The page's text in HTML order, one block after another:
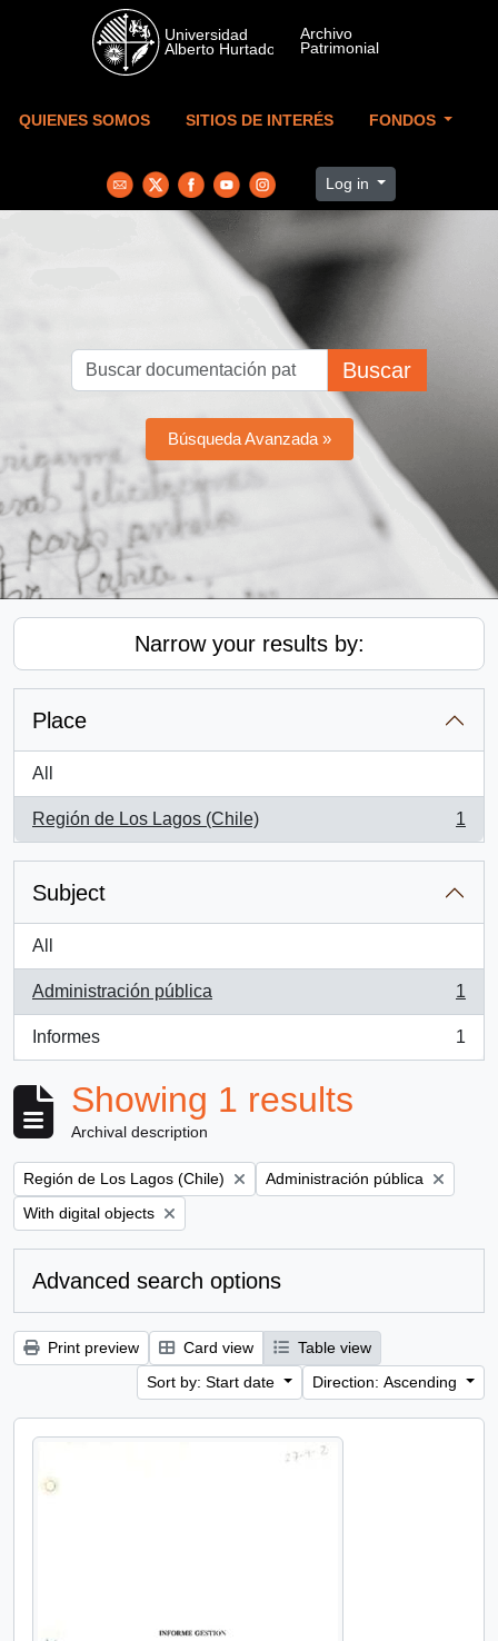
Skip to main content
QUIENES SOMOS SITIOS DE INTERÉS FONDOS
Log in
Buscar
Búsqueda Avanzada »
Narrow your results by:
Place
All
Región de Los Lagos (Chile)
, 1 results
1
Subject
All
Administración pública
, 1 results
1
Informes
, 1 results
1
Showing 1 results
Archival description
Remove filter:
Región de Los Lagos (Chile) Remove filter:
Administración pública
Remove filter:
With digital objects
Advanced search options
Print preview Card view
Table view
Sort by: Start date
Direction: Ascending